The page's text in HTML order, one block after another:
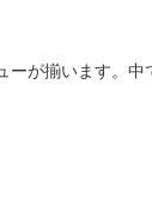
が揃います。